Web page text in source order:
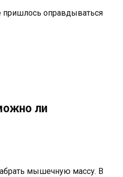
пришлось оправдываться
ли
мышечную массу. В